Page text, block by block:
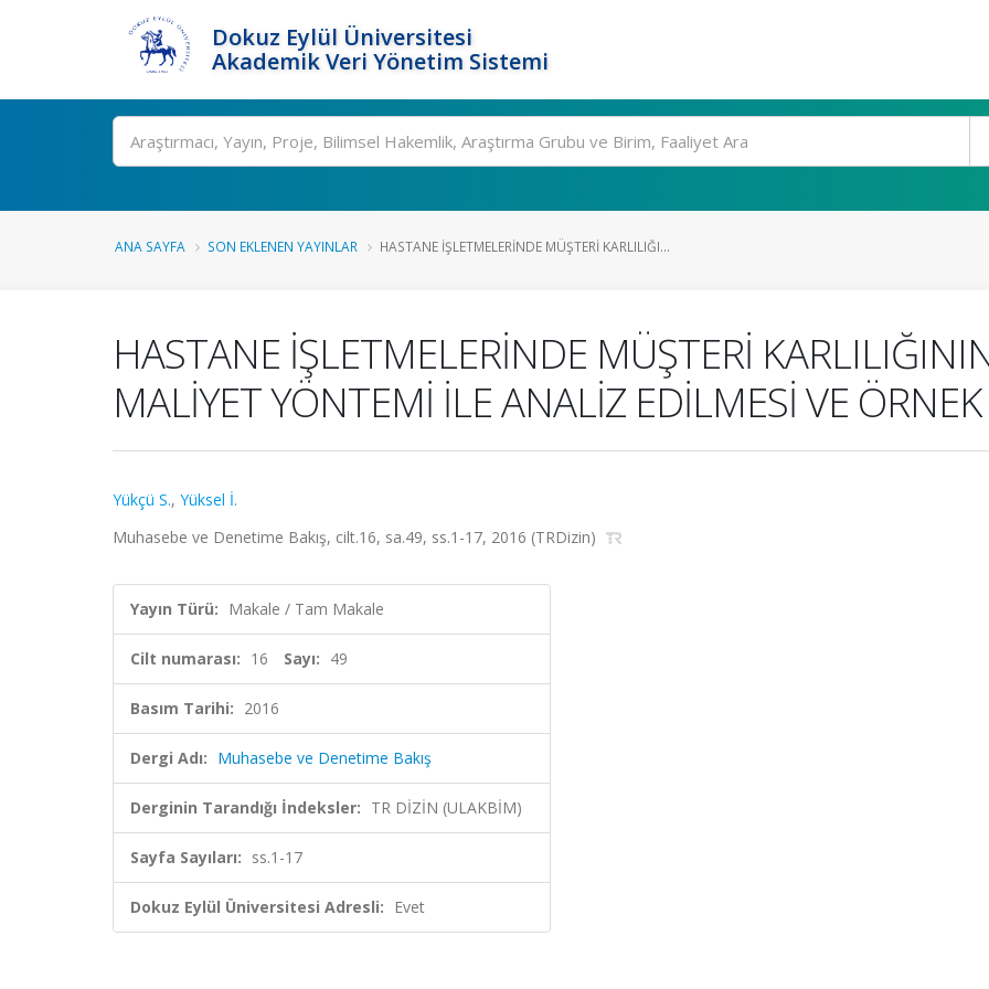
Dokuz Eylül Üniversitesi
Akademik Veri Yönetim Sistemi
Ara
ANA SAYFA SON EKLENEN YAYINLAR HASTANE İŞLETMELERİNDE MÜŞTERİ KARLILIĞI...
HASTANE İŞLETMELERİNDE MÜŞTERİ
MALİYET YÖNTEMİ İLE ANALİZ EDİLMESİ VE
Yükçü S., Yüksel İ.
Muhasebe ve Denetime Bakış, cilt.16, sa.49, ss.1-17, 2016 (TRDizin)
Yayın Türü: Makale / Tam Makale
Cilt numarası: 16 Sayı: 49
Basım Tarihi: 2016
Dergi Adı: Muhasebe ve Denetime Bakış
Derginin Tarandığı İndeksler: TR DİZİN (ULAKBİM)
Sayfa Sayıları: ss.1-17
Dokuz Eylül Üniversitesi Adresli: Evet